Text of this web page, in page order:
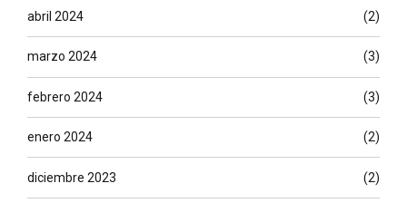
abril 2024 (2)
marzo 2024 (3)
febrero 2024 (3)
enero 2024 (2)
diciembre 2023 (2)